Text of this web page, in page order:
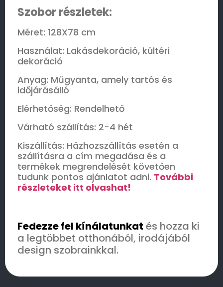
Szobor részletek:
Méret: 128X78 cm
Használat: Lakásdekoráció, kültéri
dekoráció
Anyag: Műgyanta, amely tartós és
időjárásálló
Elérhetőség: Rendelhető
Várható szállítás: 2-4 hét
Kiszállítás: Házhozszállítás esetén a
szállításra a cím megadása és a
termékek megrendelését követően
tudunk pontos ajánlatot adni. További
részleteket itt olvashat!
Fedezze fel kínálatunkat és hozza ki
a legtöbbet otthonából, irodájából
design szobrainkkal.